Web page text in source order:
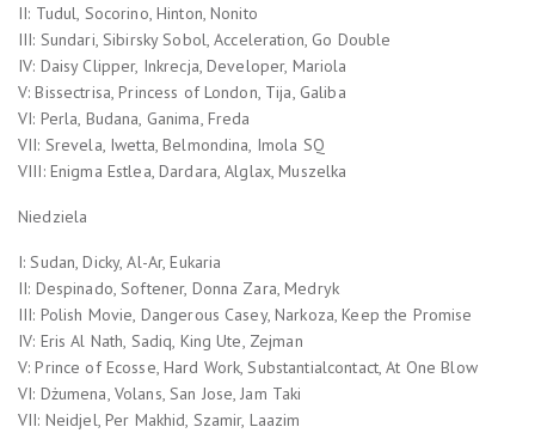
II: Tudul, Socorino, Hinton, Nonito
III: Sundari, Sibirsky Sobol, Acceleration, Go Double
IV: Daisy Clipper, Inkrecja, Developer, Mariola
V: Bissectrisa, Princess of London, Tija, Galiba
VI: Perla, Budana, Ganima, Freda
VII: Srevela, Iwetta, Belmondina, Imola SQ
VIII: Enigma Estlea, Dardara, Alglax, Muszelka
Niedziela
I: Sudan, Dicky, Al-Ar, Eukaria
II: Despinado, Softener, Donna Zara, Medryk
III: Polish Movie, Dangerous Casey, Narkoza, Keep the Promise
IV: Eris Al Nath, Sadiq, King Ute, Zejman
V: Prince of Ecosse, Hard Work, Substantialcontact, At One Blow
VI: Dżumena, Volans, San Jose, Jam Taki
VII: Neidjel, Per Makhid, Szamir, Laazim